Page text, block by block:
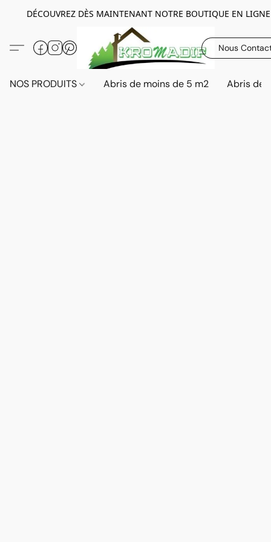
DÉCOUVREZ DÈS MAINTENANT NOTRE BOUTIQUE EN LIGNE
Nous
NOS PRODUITS Abris de moins de 5 m2 Abris de